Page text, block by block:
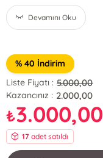
Devamını Oku
% 40 İndirim
Liste Fiyatı : 5.000,00
Kazancınız : 2.000,00
₺3.000,00
17 adet satıldı